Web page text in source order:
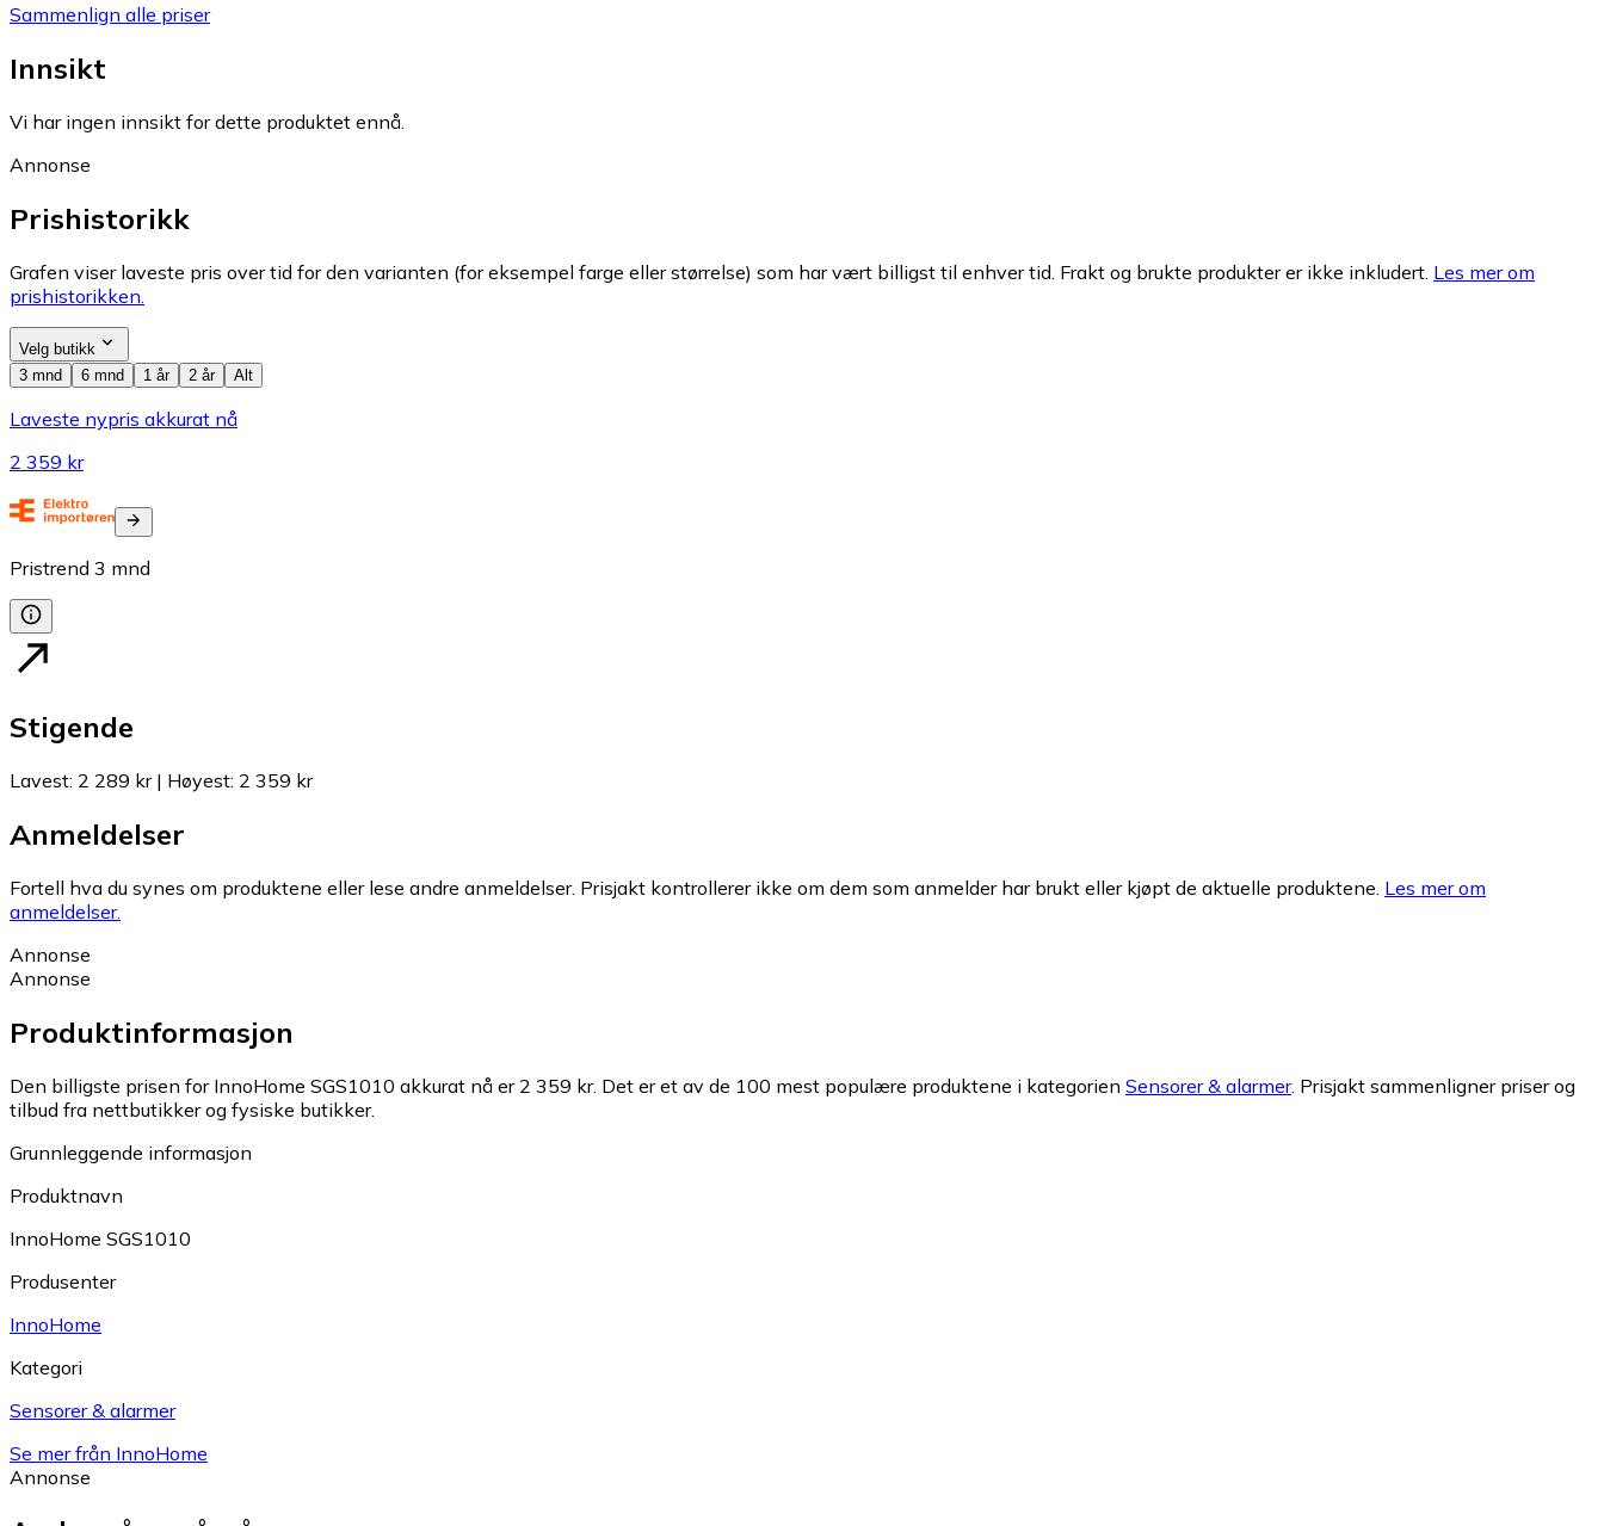
Sammenlign alle priser
Innsikt
Vi har ingen innsikt for dette produktet ennå.
Annonse
Prishistorikk
Grafen viser laveste pris over tid for den varianten (for eksempel farge eller størrelse) som har vært billigst til enhver tid. Frakt og brukte produkter er ikke inkludert. Les mer om
prishistorikken.
Velg butikk
3 mnd
6 mnd 1 år 2 år Alt
Laveste nypris akkurat nå
2 359 kr
Pristrend 3 mnd
Stigende
Lavest: 2 289 kr| Høyest: 2 359 kr
Anmeldelser
Fortell hva du synes om produktene eller lese andre anmeldelser. Prisjakt kontrollerer ikke om dem som anmelder har brukt eller kjøpt de aktuelle produktene. Les mer om
anmeldelser.
Annonse
Annonse
Produktinformasjon
Den billigste prisen for InnoHome SGS1010 akkurat nå er 2 359 kr. Det er et av de 100 mest populære produktene i kategorien Sensorer & alarmer. Prisjakt sammenligner priser og
tilbud fra nettbutikker og fysiske butikker.
Grunnleggende informasjon
Produktnavn
InnoHome SGS1010
Produsenter
InnoHome
Kategori
Sensorer & alarmer
Se mer från InnoHome
Annonse